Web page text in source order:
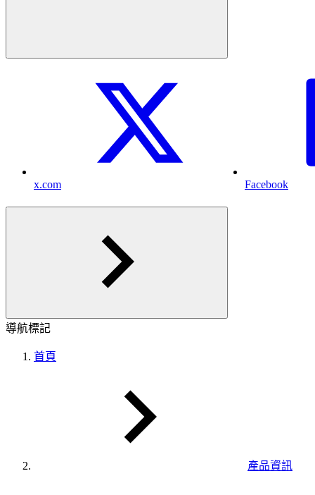
x.com Facebook
導航標記
首頁
產品資訊